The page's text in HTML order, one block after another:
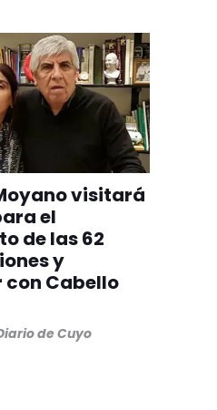
visitará
el
de las 62
y
Cabello
de Cuyo